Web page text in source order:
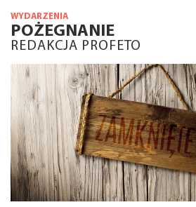
WYDARZENIA
POŻEGNANIE
REDAKCJA PROFETO